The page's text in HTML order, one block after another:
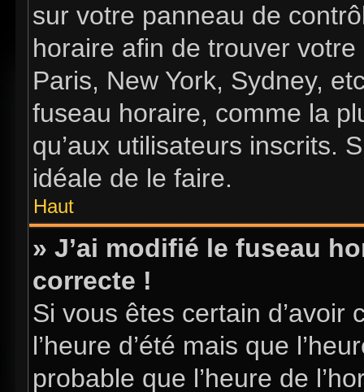
sur votre panneau de
horaire afin de trouver
Paris, New York, Sydney,
fuseau horaire, comme la
qu’aux utilisateurs inscrits.
idéale de le faire.
Haut
» J’ai modifié le fuseau
correcte !
Si vous êtes certain
l’heure d’été mais que
probable que l’heure de